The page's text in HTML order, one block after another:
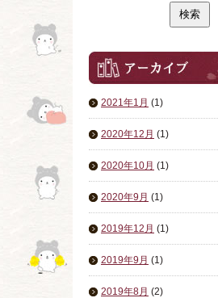
2021年1月 (1)
2020年12月 (1)
2020年10月 (1)
2020年9月 (1)
2019年12月 (1)
2019年9月 (1)
2019年8月 (2)